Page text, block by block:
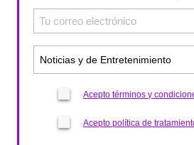
Acepto términos y
Acepto política de